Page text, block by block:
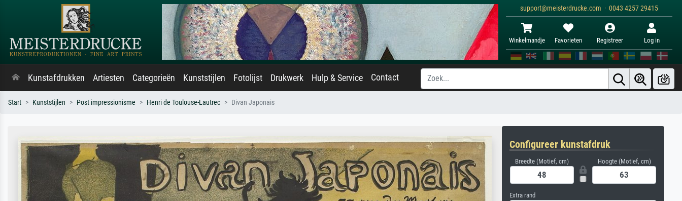
support@meisterdrucke.com · 0043 4257 29415
Winkelmandje Favorieten Registreer Log in
Kunstafdrukken Artiesten Categorieën Kunststijlen Fotolijst Drukwerk Hulp & Service Contact
Start Kunststijlen Post impressionisme Henri de Toulouse-Lautrec Divan Japonais
Configureer kunstafdruk
Breedte (Motief, cm) Hoogte (Motief, cm)
Extra rand